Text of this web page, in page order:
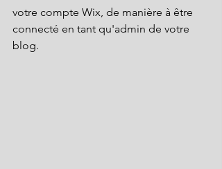
votre compte Wix, de manière à être
connecté en tant qu'admin de votre
blog.